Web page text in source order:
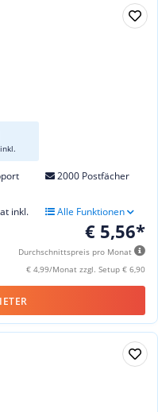
2000 Postfächer
inkl. Alle Funktionen
€ 5,56*
Durchschnittspreis pro Monat
€ 4,99/Monat zzgl. Setup € 6,90